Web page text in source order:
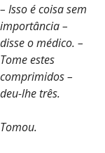
– Isso é coisa sem
importância –
disse o médico. –
Tome estes
comprimidos –
deu-lhe três.
Tomou.